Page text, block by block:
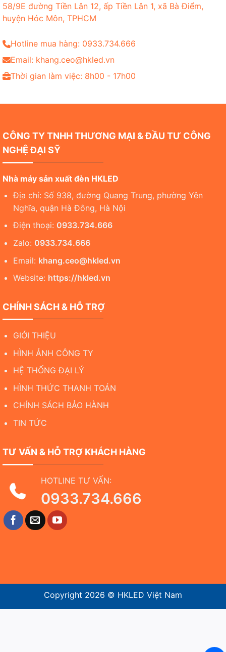
58/9E đường Tiền Lân 12, ấp Tiền Lân 1, xã Bà Điểm,
huyện Hóc Môn, TPHCM
Hotline mua hàng: 0933.734.666
Email: khang.ceo@hkled.vn
Thời gian làm việc: 8h00 - 17h00
CÔNG TY TNHH THƯƠNG MẠI & ĐẦU TƯ CÔNG
NGHỆ ĐẠI SỸ
Nhà máy sản xuất đèn HKLED
Địa chỉ: Số 938, đường Quang Trung, phường Yên
Nghĩa, quận Hà Đông, Hà Nội
Điện thoại: 0933.734.666
Zalo: 0933.734.666
Email: khang.ceo@hkled.vn
Website: https://hkled.vn
CHÍNH SÁCH & HỖ TRỢ
GIỚI THIỆU
HÌNH ẢNH CÔNG TY
HỆ THỐNG ĐẠI LÝ
HÌNH THỨC THANH TOÁN
CHÍNH SÁCH BẢO HÀNH
TIN TỨC
TƯ VẤN & HỖ TRỢ KHÁCH HÀNG
HOTLINE TƯ VẤN:
0933.734.666
Copyright 2026 © HKLED Việt Nam